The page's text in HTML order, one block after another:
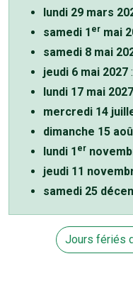
lundi 29 mars
samedi 1 er mai
samedi 8 mai
jeudi 6 mai 2027
lundi 17 mai 2027
mercredi 14
dimanche 15
lundi 1 er
jeudi 11
samedi 25
Jours fériés